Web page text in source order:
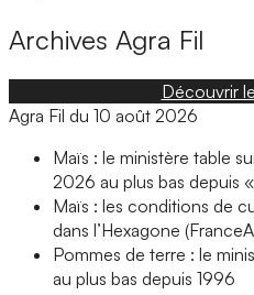
Archives Agra Fil
Découvrir
Agra Fil du 10 août 2026
Maïs : le ministère table
2026 au plus bas depuis
Maïs : les conditions de
dans l’Hexagone
Pommes de terre : le
au plus bas depuis 1996